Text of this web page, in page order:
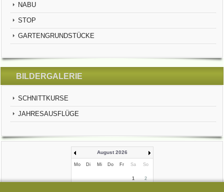
NABU
STOP
GARTENGRUNDSTÜCKE
BILDERGALERIE
SCHNITTKURSE
JAHRESAUSFLÜGE
August 2026
Mo Di Mi Do Fr Sa So
1 2